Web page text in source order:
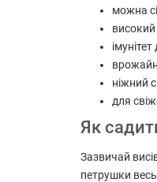
можна
високий
ніжний
для
Як
Зазвичай
петрушки